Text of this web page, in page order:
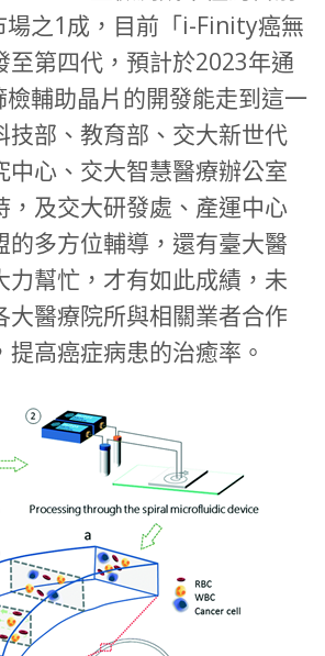
場之1成，目前「i-Finity癌無
至第四代，預計於2023年通
檢輔助晶片的開發能走到這一
技部、教育部、交大新世代
中心、交大智慧醫療辦公室
，及交大研發處、產運中心
的多方位輔導，還有臺大醫
力幫忙，才有如此成績，未
大醫療院所與相關業者合作
高癌症病患的治癒率。